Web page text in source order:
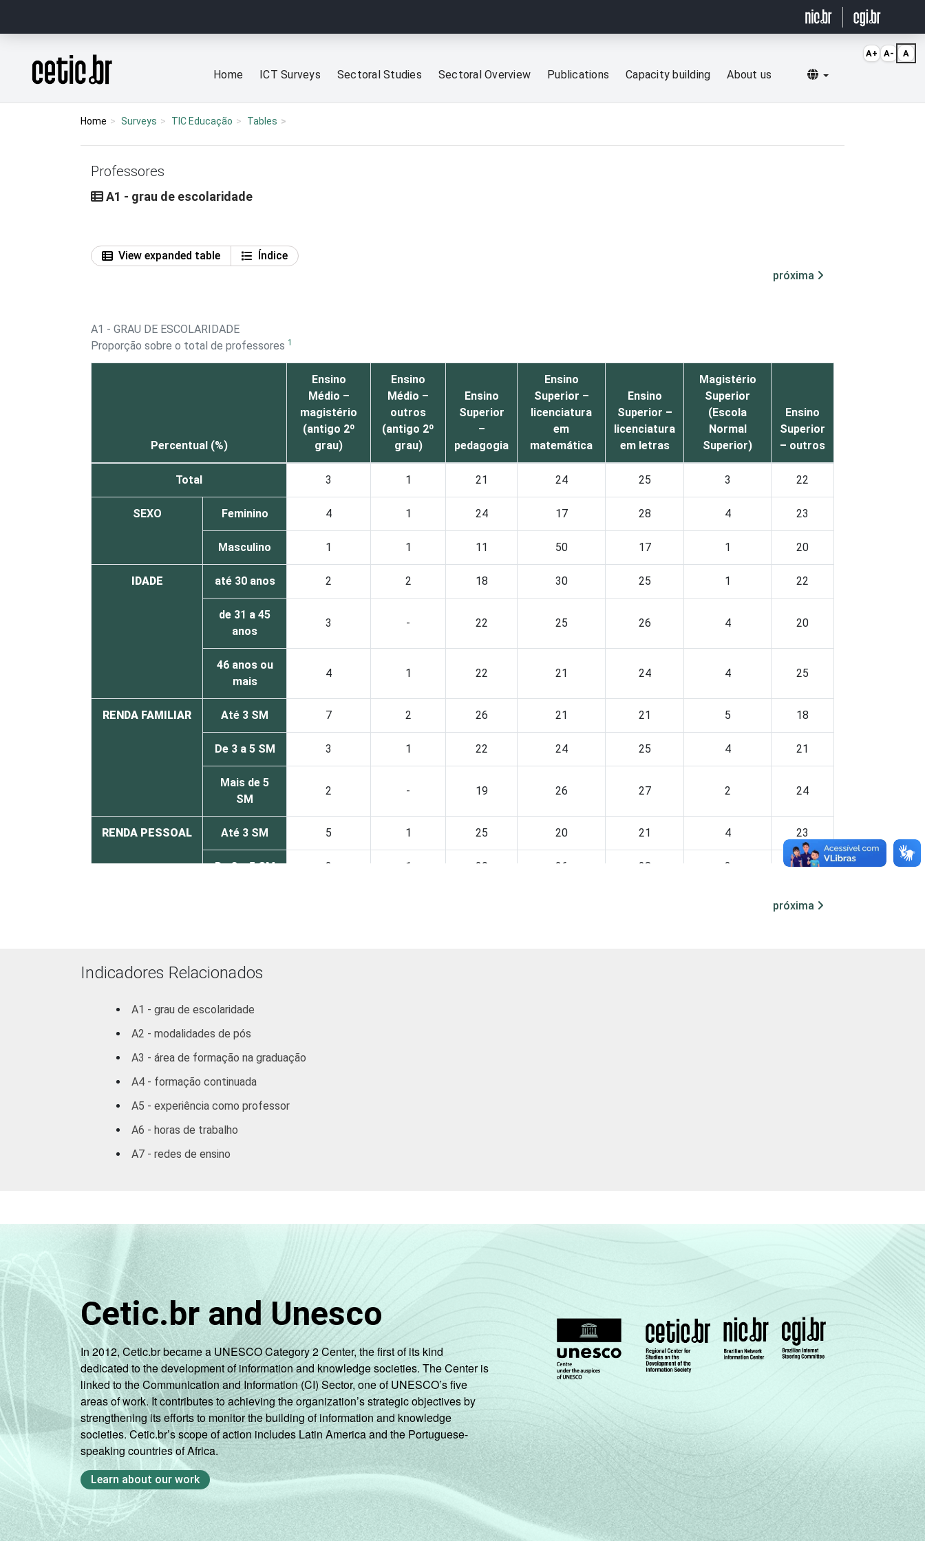
Página inicial
Home ICT Surveys Sectoral Studies Sectoral Overview Publications Capacity building About us Selecionar idioma
Home Surveys TIC Educação Tables
Professores
A1 - grau de escolaridade
View expanded table
Índice
próxima
A1 - GRAU DE ESCOLARIDADE
Proporção sobre o total de professores 1
Percentual (%)
Ensino
Médio –
magistério
(antigo 2º
grau)
Ensino
Médio –
outros
(antigo 2º
grau)
Ensino
Superior
–
pedagogia
Ensino
Superior –
licenciatura
em
matemática
Ensino
Superior –
licenciatura
em letras
Magistério
Superior
(Escola
Normal
Superior)
Ensino
Superior
– outros
Total 3 1 21 24 25 3 22
SEXO Feminino 4 1 24 17 28 4 23
Masculino 1 1 11 50 17 1 20
IDADE até 30 anos 2 2 18 30 25 1 22
de 31 a 45
anos
3 - 22 25 26 4 20
46 anos ou
mais
4 1 22 21 24 4 25
RENDA FAMILIAR Até 3 SM 7 2 26 21 21 5 18
De 3 a 5 SM 3 1 22 24 25 4 21
Mais de 5
SM
2 - 19 26 27 2 24
RENDA PESSOAL Até 3 SM 5 1 25 20 21 4 23
De 3 a 5 SM 2 1 20 26 28 3 21
21
Centro
Nordeste
Sudeste
Sul
ADMINISTRATIVA
Estadual
Ensino
Fundamental
2º ano do
Ensino
Médio
- 1 4 39 36
COMPUTADOR
INSTALADO NO
LABORATÓRIO DE
INFORMÁTICA
Tem 3 1 26
Não tem 1 21 21 25
INTERNET
INSTALADA NO
Tem 2 1 19 26 27 3 22
próxima
Indicadores Relacionados
A1 - grau de escolaridade
A2 - modalidades de pós
A3 - área de formação na graduação
A4 - formação continuada
A5 - experiência como professor
A6 - horas de trabalho
A7 - redes de ensino
Cetic.br and Unesco
In 2012, Cetic.br became a UNESCO Category 2 Center, the first of its kind
dedicated to the development of information and knowledge societies. The Center is
linked to the Communication and Information (CI) Sector, one of UNESCO’s five
areas of work. It contributes to achieving the organization’s strategic objectives by
strengthening its efforts to monitor the building of information and knowledge
societies. Cetic.br’s scope of action includes Latin America and the Portuguese-
speaking countries of Africa.
Learn about our work
A+ A- A